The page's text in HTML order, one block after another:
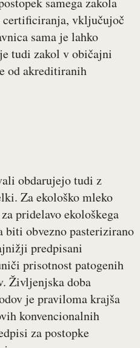
certificiranja, vključujoč
sama je lahko
tudi zakol v običajni
od akreditiranih
obdarujejo tudi z
Za ekološko mleko
pridelavo ekološkega
biti obvezno pasterizirano
predpisani
prisotnost patogenih
Življenjska doba
je praviloma krajša
konvencionalnih
za postopke